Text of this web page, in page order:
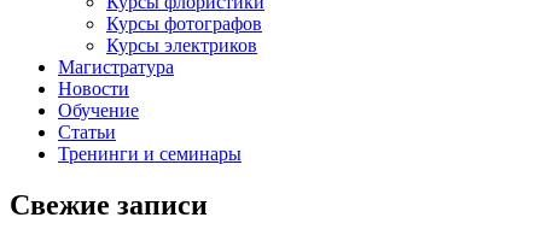
Курсы фотографов
Курсы электриков
Магистратура
Новости
Обучение
Статьи
Тренинги и семинары
Свежие записи